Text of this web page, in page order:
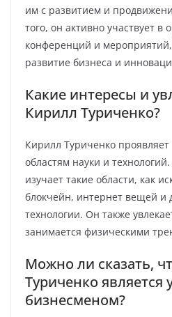
им с развитием и
того, он активно участвует
конференций и
развитие бизнеса и
Какие интересы и
Кирилл Туриченко?
Кирилл Туриченко
областям науки и
изучает такие области, как
блокчейн, интернет вещей и
технологии. Он также
занимается физическими
Можно ли сказать,
Туриченко
бизнесменом?